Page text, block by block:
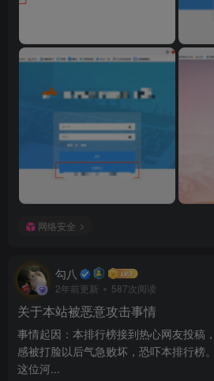
网络安全
勾八
2年前更新 587次阅读
关于本站被恶意攻击事情
事情起因：本排行榜接到热心网友投稿
感被打脸以后气急败坏，恐吓本排行榜
这位河...